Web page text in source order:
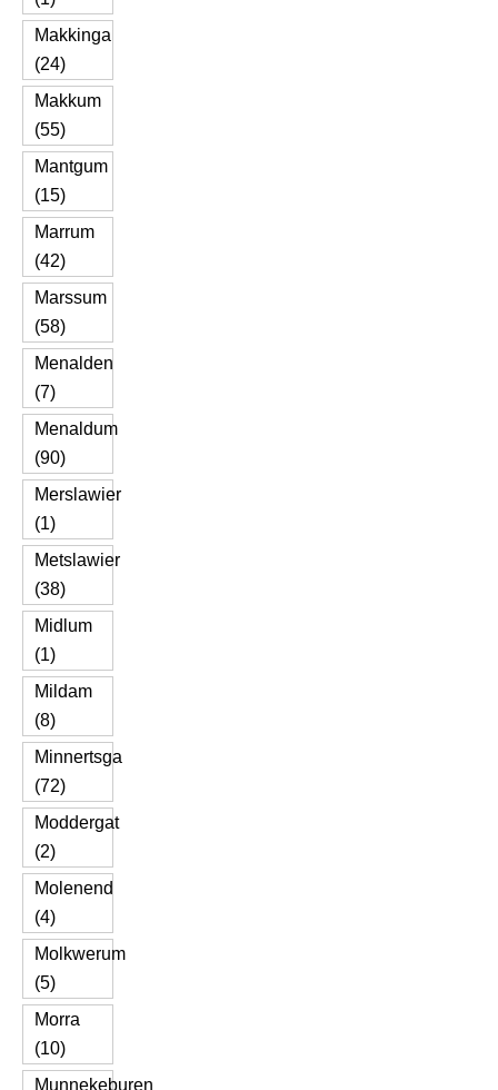
Makkinga
(24)
Makkum
(55)
Mantgum
(15)
Marrum
(42)
Marssum
(58)
Menalden
(7)
Menaldum
(90)
Merslawier
(1)
Metslawier
(38)
Midlum
(1)
Mildam
(8)
Minnertsga
(72)
Moddergat
(2)
Molenend
(4)
Molkwerum
(5)
Morra
(10)
Munnekeburen